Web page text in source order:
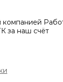
компанией
за наш счёт